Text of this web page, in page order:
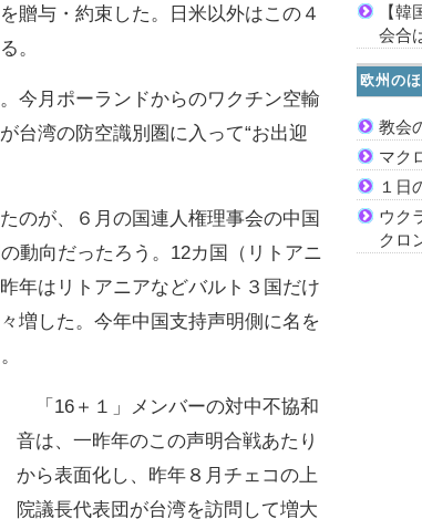
贈与・約束した。日米以外はこの４
。
今月ポーランドからのワクチン空輸
台湾の防空識別圏に入って“お出迎
のが、６月の国連人権理事会の中国
動向だったろう。12カ国（リトアニ
年はリトアニアなどバルト３国だけ
増した。今年中国支持声明側に名を
「16＋１」メンバーの対中不協和
音は、一昨年のこの声明合戦あたり
から表面化し、昨年８月チェコの上
院議長代表団が台湾を訪問して増大
【
会合
欧州の
教会
マク
１日
ウク
クロ